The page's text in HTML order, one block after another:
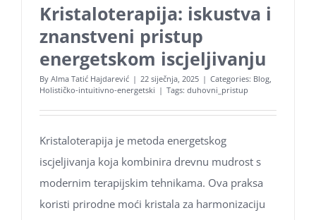
Kristaloterapija: iskustva i
znanstveni pristup
energetskom iscjeljivanju
By Alma Tatić Hajdarević | 22 siječnja, 2025 | Categories: Blog
Holističko-intuitivno-energetski | Tags: duhovni_pristup
Kristaloterapija je metoda energetskog
iscjeljivanja koja kombinira drevnu mudrost s
modernim terapijskim tehnikama. Ova praksa
koristi prirodne moći kristala za harmonizaciju